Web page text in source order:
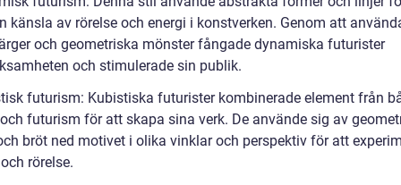
känsla av rörelse och energi i konstverken. Genom att
och geometriska mönster fångade dynamiska futurister
och stimulerade sin publik.
futurism: Kubistiska futurister kombinerade element från
futurism för att skapa sina verk. De använde sig av
bröt ned motivet i olika vinklar och perspektiv för att
rörelse.